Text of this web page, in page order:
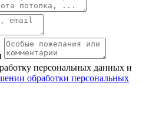
персональных данных и
обработки персональных